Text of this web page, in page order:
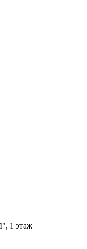
1 этаж